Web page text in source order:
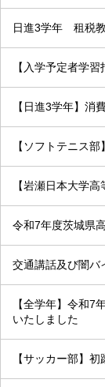
日進3学年 租税
【入学予定者学習
【日進3学年】消
【ソフトテニス
【岩瀬日本大学高
令和7年度茨城県
交通講話及び闇バ
【全学年】令和7
いたしました
【サッカー部】初